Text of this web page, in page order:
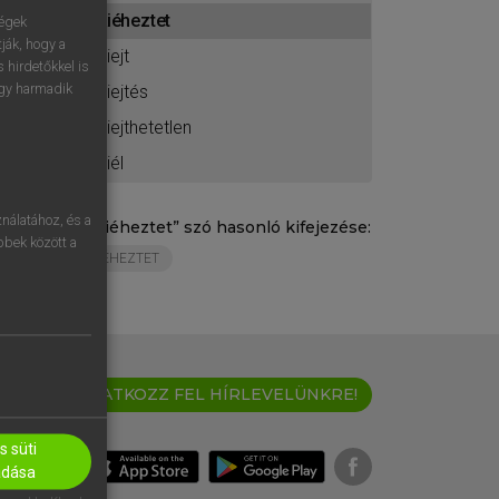
kiéheztet
kiejt
kiejtés
kiejthetetlen
kiél
„ kiéheztet” szó hasonló kifejezése:
ÉHEZTET
IRATKOZZ FEL HÍRLEVELÜNKRE!
hogy a
hirdetőkkel is
harmadik
és a
között a
süti